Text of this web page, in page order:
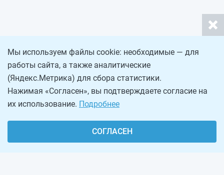
Мы используем файлы cookie: необходимые — для
работы сайта, а также аналитические
(Яндекс.Метрика) для сбора статистики.
Нажимая «Согласен», вы подтверждаете согласие на
их использование. Подробнее
СОГЛАСЕН